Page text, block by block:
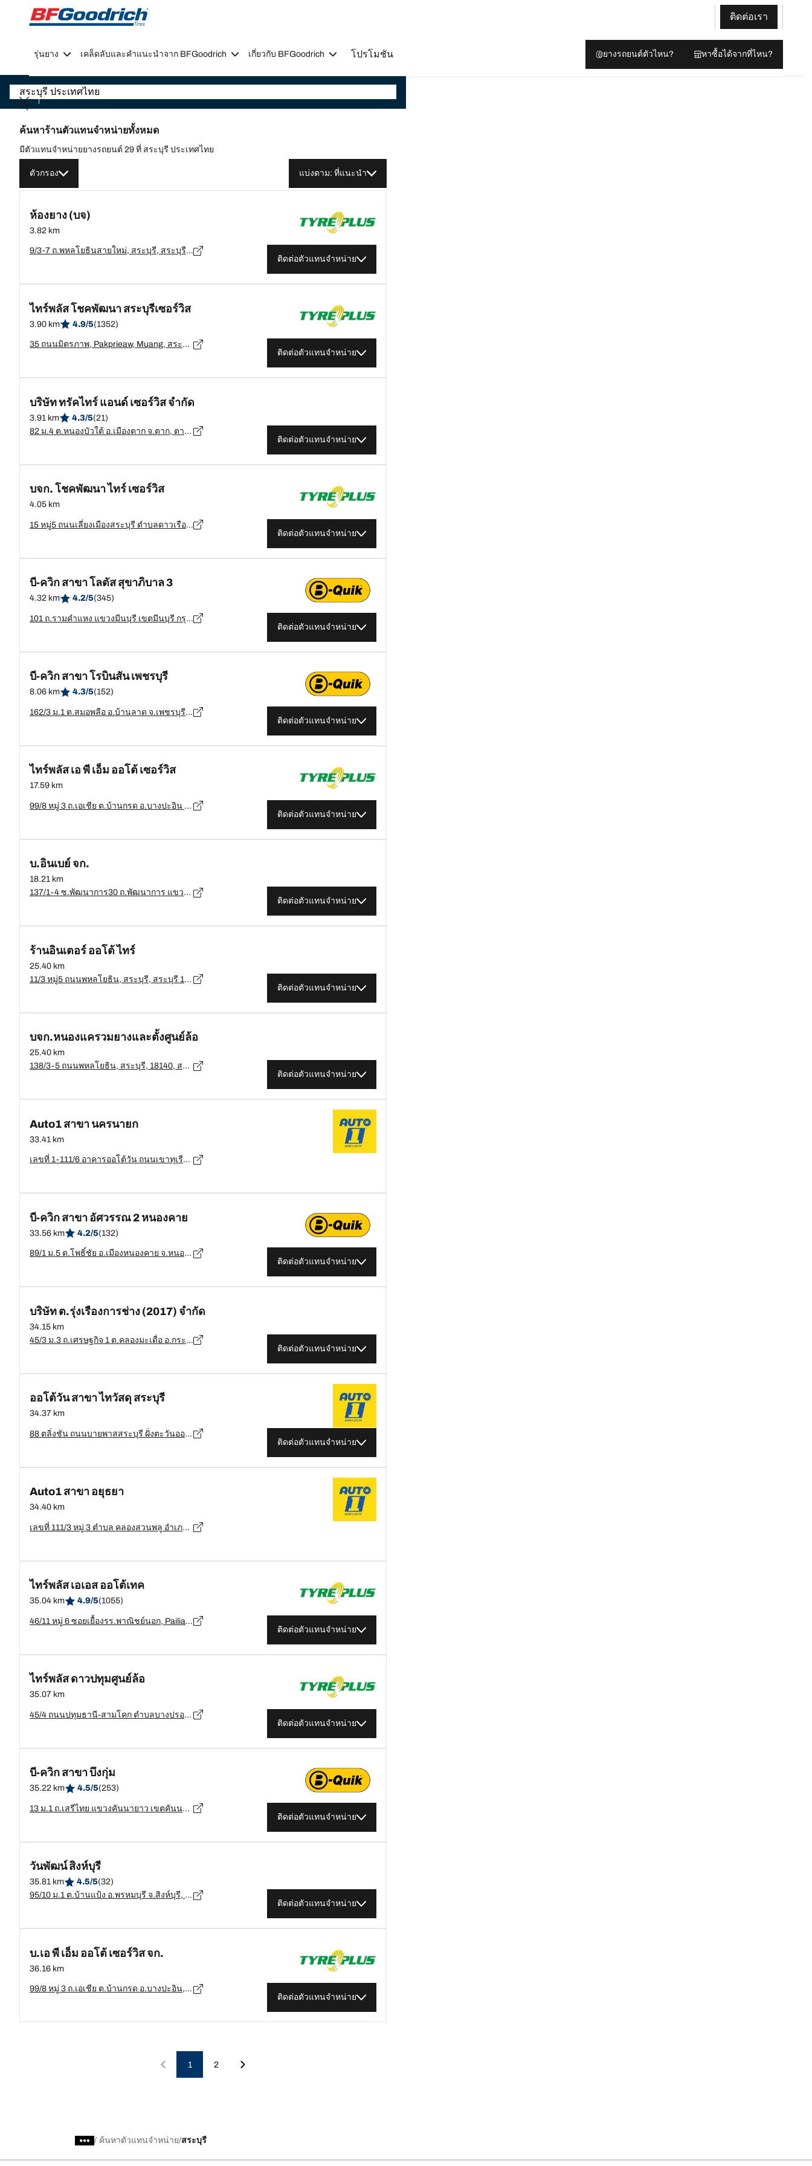
Go to page content
Go to page navigation
ติดต่อเรา
รุ่นยาง เคล็ดลับและคำแนะนำจาก BFGoodrich เกี่ยวกับ BFGoodrich โปรโมชัน ยางรถยนต์ตัวไหน? หาซื้อได้จากที่ไหน?
ค้นหาร้านตัวแทนจำหน่ายทั้งหมด
มีตัวแทนจำหน่ายยางรถยนต์ 29 ที่ สระบุรี ประเทศไทย
ตัวกรอง แบ่งตาม: ที่แนะนำ
ห้องยาง (บจ)
3.82 km
9/3-7 ถ.พหลโยธินสายใหม่, สระบุรี, สระบุรี 18140 ต.หนองแค, สระบุรี - 18140
ติดต่อตัวแทนจำหน่าย
ไทร์พลัส โชคพัฒนา สระบุรีเซอร์วิส
3.90 km 4.9/5(1352)
35 ถนนมิตรภาพ, Pakprieaw, Muang, สระบุรี - 18000
ติดต่อตัวแทนจำหน่าย
บริษัท ทรัคไทร์ แอนด์ เซอร์วิส จำกัด
3.91 km 4.3/5(21)
82 ม.4 ต.หนองบัวใต้ อ.เมืองตาก จ.ตาก, ตาก - 63000
ติดต่อตัวแทนจำหน่าย
บจก. โชคพัฒนา ไทร์ เซอร์วิส
4.05 km
15 หมู่5 ถนนเลี่ยงเมืองสระบุรี ตำบลดาวเรือง อำเภอเมือง จังหวัดสระบุรี 18000, สระบุรี - 18000
ติดต่อตัวแทนจำหน่าย
บี-ควิก สาขา โลตัส สุขาภิบาล 3
4.32 km 4.2/5(345)
101 ถ.รามคำแหง แขวงมีนบุรี เขตมีนบุรี กรุงเทพมหานคร, กรุงเทพมหานคร - 10510
ติดต่อตัวแทนจำหน่าย
บี-ควิก สาขา โรบินสัน เพชรบุรี
8.06 km 4.3/5(152)
162/3 ม.1 ต.สมอพลือ อ.บ้านลาด จ.เพชรบุรี, เพชรบุรี - 76150
ติดต่อตัวแทนจำหน่าย
ไทร์พลัส เอ พี เอ็ม ออโต้ เซอร์วิส
17.59 km
99/8 หมู่ 3 ถ.เอเชีย ต.บ้านกรด อ.บางปะอิน จ.พระนครศรีอยุธยา 13160, พระนครศรีอยุธยา - 13160
ติดต่อตัวแทนจำหน่าย
บ.อินเบย์ จก.
18.21 km
137/1-4 ซ.พัฒนาการ30 ถ.พัฒนาการ แขวงสวนหลวง เขตสวนหลวง กรุงเทพมหานคร, กรุงเทพมหานคร - 10250
ติดต่อตัวแทนจำหน่าย
ร้านอินเตอร์ ออโต้ ไทร์
25.40 km
11/3 หมู่5 ถนนพหลโยธิน, สระบุรี, สระบุรี 18120, สระบุรี - 18120
ติดต่อตัวแทนจำหน่าย
บจก.หนองแครวมยางและตั้งศูนย์ล้อ
25.40 km
138/3-5 ถนนพหลโยธิน, สระบุรี, 18140, สระบุรี, สระบุรี - 18140
ติดต่อตัวแทนจำหน่าย
Auto1 สาขา นครนายก
33.41 km
เลขที่ 1-111/6 อาคารออโต้วัน ถนนเขาทุเรียน ตำบล นครนายก อำเภอเมืองนครนายก, นครนายก - 26000
บี-ควิก สาขา อัศวรรณ 2 หนองคาย
33.56 km 4.2/5(132)
89/1 ม.5 ต.โพธิ์ชัย อ.เมืองหนองคาย จ.หนองคาย, หนองคาย - 43000
ติดต่อตัวแทนจำหน่าย
บริษัท ต.รุ่งเรืองการช่าง (2017) จำกัด
34.15 km
45/3 ม.3 ถ.เศรษฐกิจ 1 ต.คลองมะเดื่อ อ.กระทุ่มแบน จ.สมุทรสาคร, สมุทรสาคร - 74000
ติดต่อตัวแทนจำหน่าย
ออโต้วัน สาขา ไทวัสดุ สระบุรี
34.37 km
88 ตลิ่งชัน ถนนบายพาสสระบุรี ฝั่งตะวันออก อ. เมือง จ. สระบุรี 18000, สระบุรี - 18000
ติดต่อตัวแทนจำหน่าย
Auto1 สาขา อยุธยา
34.40 km
เลขที่ 111/3 หมู่ 3 ตำบล คลองสวนพลู อำเภอพระนครศรีอยุธยา, พระนครศรีอยุธยา - 13000
ไทร์พลัส เอเอส ออโต้เทค
35.04 km 4.9/5(1055)
46/11 หมู่ 6 ซอยเยื้องรร.พาณิชย์นอก, Pailiang, Bang Pa-in, พระนครศรีอยุธยา - 13000
ติดต่อตัวแทนจำหน่าย
ไทร์พลัส ดาวปทุมศูนย์ล้อ
35.07 km
45/4 ถนนปทุมธานี-สามโคก ตำบลบางปรอก อำเภอเมือง จังหวัดปทุมธานี 12000, ปทุมธานี - 12000
ติดต่อตัวแทนจำหน่าย
บี-ควิก สาขา บึงกุ่ม
35.22 km 4.5/5(253)
13 ม.1 ถ.เสรีไทย แขวงคันนายาว เขตคันนายาว กรุงเทพมหานคร, กรุงเทพมหานคร - 12130
ติดต่อตัวแทนจำหน่าย
วันพัฒน์ สิงห์บุรี
35.81 km 4.5/5(32)
95/10 ม.1 ต.บ้านแป้ง อ.พรหมบุรี จ.สิงห์บุรี, สิงห์บุรี - 16120
ติดต่อตัวแทนจำหน่าย
บ.เอ พี เอ็ม ออโต้ เซอร์วิส จก.
36.16 km
99/8 หมู่ 3 ถ.เอเชีย ต.บ้านกรด อ.บางปะอิน, อยุธยา, พระนครศรีอยุธยา 13160, อ.บางปะอิน, อยุธยา - 13160
ติดต่อตัวแทนจำหน่าย
1 2
/ ค้นหาตัวแทนจำหน่าย สระบุรี